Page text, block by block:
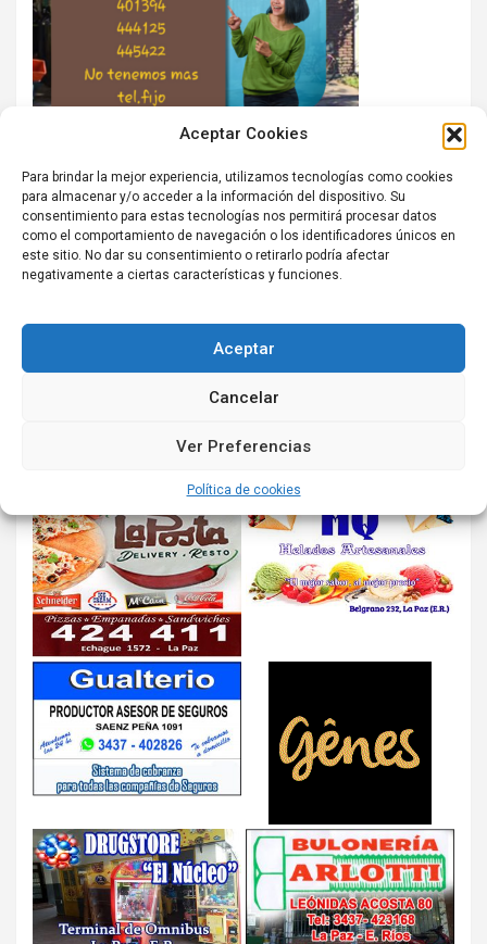
Aceptar Cookies
Para brindar la mejor experiencia, utilizamos tecnologías como cookies
para almacenar y/o acceder a la información del dispositivo. Su
consentimiento para estas tecnologías nos permitirá procesar datos
como el comportamiento de navegación o los identificadores únicos en
este sitio. No dar su consentimiento o retirarlo podría afectar
negativamente a ciertas características y funciones.
Aceptar
Cancelar
Ver Preferencias
Política de cookies